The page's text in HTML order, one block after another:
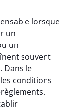
lorsque
un
un
souvent
Dans le
conditions